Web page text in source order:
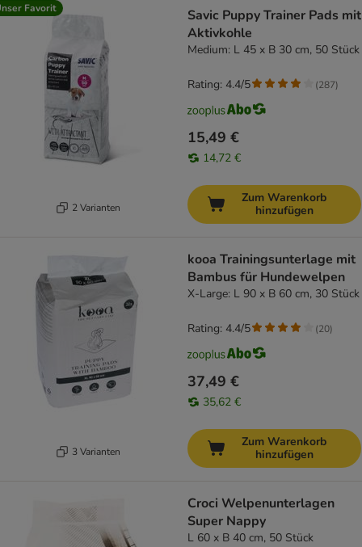
Favorit
2 Varianten
Savic Puppy Trainer Pads mit
Aktivkohle
Medium: L 45 x B 30 cm, 50 Stück
15,49 €
14,72 €
Rating: 4.4/5 (287)
Zum Warenkorb
hinzufügen
3 Varianten
kooa Trainingsunterlage mit
Bambus für Hundewelpen
X-Large: L 90 x B 60 cm, 30 Stück
37,49 €
35,62 €
Rating: 4.4/5 (20)
Zum Warenkorb
hinzufügen
Croci Welpenunterlagen
Super Nappy
L 60 x B 40 cm, 50 Stück